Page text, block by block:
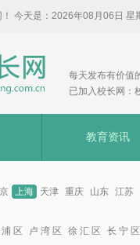
今天是： 2026年08月06日 星
每天发布有价值
已加入校长网：
教育资讯
上海 天津 重庆 山东 江苏
区 卢 湾 区 徐 汇 区 长 宁 区